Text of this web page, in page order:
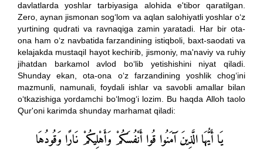
davlatlarda yoshlar tarbiyasiga alohida e'tibor qaratilgan.
Zero, aynan jismonan sog‘lom va aqlan salohiyatli yoshlar o‘z
yurtining qudrati va ravnaqiga zamin yaratadi. Har bir ota-
ona ham o‘z navbatida farzandining istiqboli, baxt-saodati va
kelajakda mustaqil hayot kechirib, jismoniy, ma'naviy va ruhiy
jihatdan barkamol avlod bo‘lib yetishishini niyat qiladi.
Shunday ekan, ota-ona o‘z farzandining yoshlik chog‘ini
mazmunli, namunali, foydali ishlar va savobli amallar bilan
o‘tkazishiga yordamchi bo‘lmog‘i lozim. Bu haqda Alloh taolo
Qur'oni karimda shunday marhamat qiladi:
يَا أَيُّهَا الَّذِينَ آَمَنُوا قُوا أَنْفُسَكُمْ وَأَهْلِيكُمْ نَارًا وَقُودُهَا